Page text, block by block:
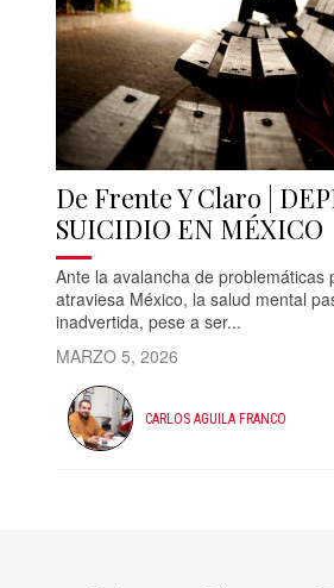
De Frente Y Claro |
SUICIDIO EN MÉXICO
Ante la avalancha de problemáticas
atraviesa México, la salud mental
inadvertida, pese a ser...
MARZO 5, 2026
CARLOS AGUILA FRANCO